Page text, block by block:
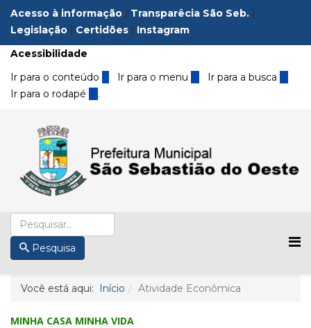
Acesso à informação | Transparêcia São Seb. |
Legislação | Certidões | Instagram
Acessibilidade
Ir para o conteúdo 1 Ir para o menu 2 Ir para a busca3
Ir para o rodapé 4 .
Pesquisa
Você está aqui: Início Atividade Econômica
MINHA CASA MINHA VIDA